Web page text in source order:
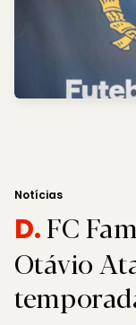
Notícias
D.FC
Otávio